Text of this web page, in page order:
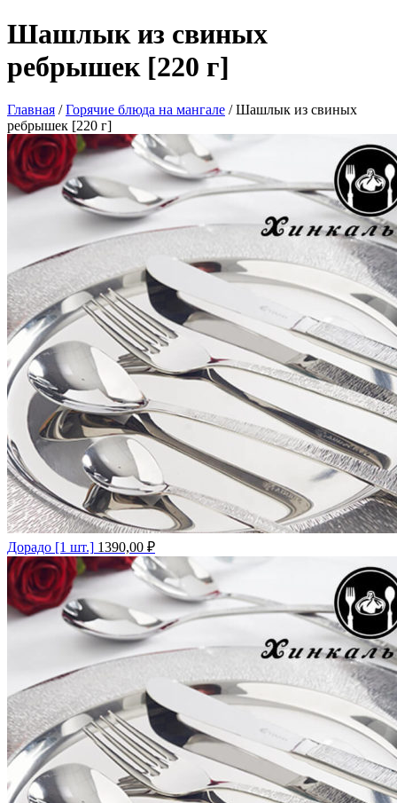
Шашлык из свиных
ребрышек [220 г]
Главная /Горячие блюда на мангале /Шашлык из свиных
ребрышек [220 г]
Дорадо [1 шт.] 1390,00 ₽